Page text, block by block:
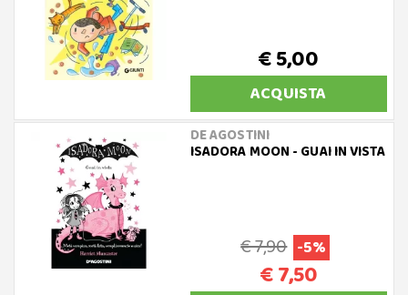
€ 5,00
ACQUISTA
DE AGOSTINI
ISADORA MOON - GUAI IN VISTA
€ 7,90 -5%
€ 7,50